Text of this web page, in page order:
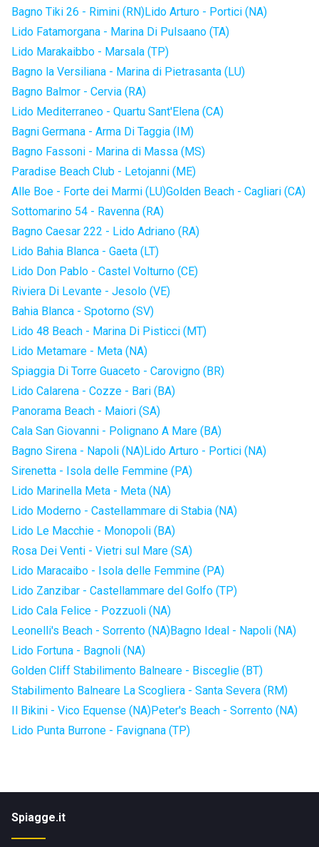
Bagno Tiki 26 - Rimini (RN)Lido Arturo - Portici (NA)
Lido Fatamorgana - Marina Di Pulsaano (TA)
Lido Marakaibbo - Marsala (TP)
Bagno la Versiliana - Marina di Pietrasanta (LU)
Bagno Balmor - Cervia (RA)
Lido Mediterraneo - Quartu Sant'Elena (CA)
Bagni Germana - Arma Di Taggia (IM)
Bagno Fassoni - Marina di Massa (MS)
Paradise Beach Club - Letojanni (ME)
Alle Boe - Forte dei Marmi (LU)Golden Beach - Cagliari (CA)
Sottomarino 54 - Ravenna (RA)
Bagno Caesar 222 - Lido Adriano (RA)
Lido Bahia Blanca - Gaeta (LT)
Lido Don Pablo - Castel Volturno (CE)
Riviera Di Levante - Jesolo (VE)
Bahia Blanca - Spotorno (SV)
Lido 48 Beach - Marina Di Pisticci (MT)
Lido Metamare - Meta (NA)
Spiaggia Di Torre Guaceto - Carovigno (BR)
Lido Calarena - Cozze - Bari (BA)
Panorama Beach - Maiori (SA)
Cala San Giovanni - Polignano A Mare (BA)
Bagno Sirena - Napoli (NA)Lido Arturo - Portici (NA)
Sirenetta - Isola delle Femmine (PA)
Lido Marinella Meta - Meta (NA)
Lido Moderno - Castellammare di Stabia (NA)
Lido Le Macchie - Monopoli (BA)
Rosa Dei Venti - Vietri sul Mare (SA)
Lido Maracaibo - Isola delle Femmine (PA)
Lido Zanzibar - Castellammare del Golfo (TP)
Lido Cala Felice - Pozzuoli (NA)
Leonelli's Beach - Sorrento (NA)Bagno Ideal - Napoli (NA)
Lido Fortuna - Bagnoli (NA)
Golden Cliff Stabilimento Balneare - Bisceglie (BT)
Stabilimento Balneare La Scogliera - Santa Severa (RM)
Il Bikini - Vico Equense (NA)Peter's Beach - Sorrento (NA)
Lido Punta Burrone - Favignana (TP)
Spiagge.it